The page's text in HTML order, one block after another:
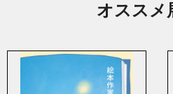
オススメ